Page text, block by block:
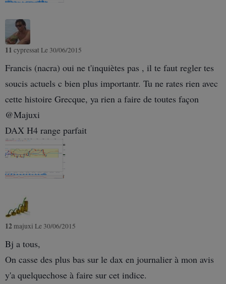
11 cypressat Le 30/06/2015
Francis (nacra) oui ne t'inquiètes pas , il te faut regler tes
soucis actuels c bien plus importantr. Tu ne rates rien avec
cette histoire Grecque, ya rien a faire de toutes façon
@Majuxi
DAX H4 range parfait
12 majuxi Le 30/06/2015
Bj a tous,
On casse des plus bas sur le dax en journalier à mon avis
y'a quelquechose à faire sur cet indice.